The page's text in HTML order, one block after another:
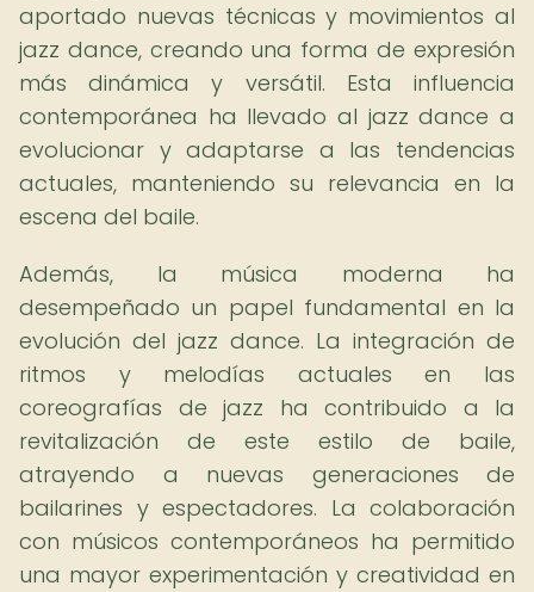
aportado nuevas técnicas y movimientos al
jazz dance, creando una forma de expresión
más dinámica y versátil. Esta influencia
contemporánea ha llevado al jazz dance a
evolucionar y adaptarse a las tendencias
actuales, manteniendo su relevancia en la
escena del baile.
Además, la música moderna ha
desempeñado un papel fundamental en la
evolución del jazz dance. La integración de
ritmos y melodías actuales en las
coreografías de jazz ha contribuido a la
revitalización de este estilo de baile,
atrayendo a nuevas generaciones de
bailarines y espectadores. La colaboración
con músicos contemporáneos ha permitido
una mayor experimentación y creatividad en